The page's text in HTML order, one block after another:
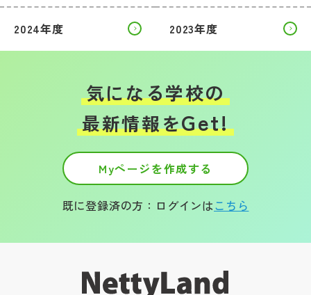
2024年度 2023年度
気になる学校の
最新情報をGet!
Myページを作成する
既に登録済の方：ログインはこちら